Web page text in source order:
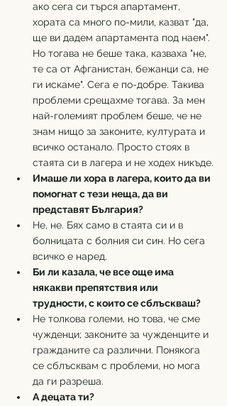
ако сега си търся апартамент,
хората са много по-мили, казват "да,
ще ви дадем апартамента под наем".
Но тогава не беше така, казваха "не,
те са от Афганистан, бежанци са, не
ги искаме". Сега е по-добре. Такива
проблеми срещахме тогава. За мен
най-големият проблем беше, че не
знам нищо за законите, културата и
всичко останало. Просто стоях в
стаята си в лагера и не ходех никъде.
Имаше ли хора в лагера, които да ви
помогнат с тези неща, да ви
представят България?
Не, не. Бях само в стаята си и в
болницата с болния си син. Но сега
всичко е наред.
Би ли казала, че все още има
някакви препятствия или
трудности, с които се сблъскваш?
Не толкова големи, но това, че сме
чужденци; законите за чужденците и
гражданите са различни. Понякога
се сблъсквам с проблеми, но мога
да ги разреша.
А децата ти?